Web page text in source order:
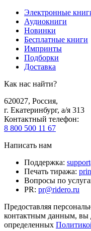
Электронные
Аудиокниги
Новинки
Бесплатные книги
Импринты
Подборки
Доставка
Как нас найти?
620027, Россия,
г. Екатеринбург, а/я 313
Контактный телефон:
8 800 500 11 67
Написать нам
Поддержка:
Печать тиража:
Вопросы по
PR: pr@ridero.ru
Предоставляя
контактным данным, вы
определенных